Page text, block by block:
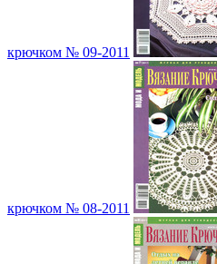
крючком № 09-2011
крючком № 08-2011